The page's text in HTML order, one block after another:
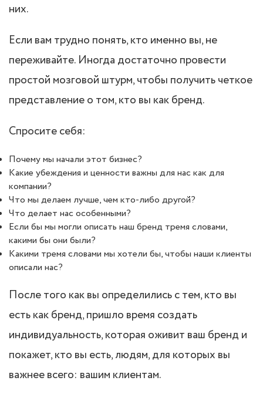
них.
Если вам трудно понять, кто именно вы, не
переживайте. Иногда достаточно провести
простой мозговой штурм, чтобы получить четкое
представление о том, кто вы как бренд.
Спросите себя:
Почему мы начали этот бизнес?
Какие убеждения и ценности важны для нас как для
компании?
Что мы делаем лучше, чем кто-либо другой?
Что делает нас особенными?
Если бы мы могли описать наш бренд тремя словами,
какими бы они были?
Какими тремя словами мы хотели бы, чтобы наши клиенты
описали нас?
После того как вы определились с тем, кто вы
есть как бренд, пришло время создать
индивидуальность, которая оживит ваш бренд и
покажет, кто вы есть, людям, для которых вы
важнее всего: вашим клиентам.